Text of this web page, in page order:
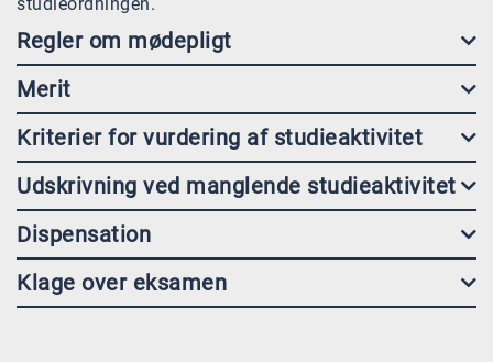
Regler om mødepligt
Merit
Kriterier for vurdering af studieaktivitet
Udskrivning ved manglende studieaktivitet
Dispensation
Klage over eksamen